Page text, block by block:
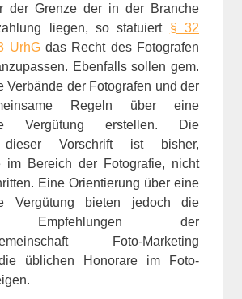
der Grenze der in der Branche
liegen, so statuiert § 32
UrhGdas Recht des Fotografen
Ebenfalls sollen gem.
Verbände der Fotografen und der
Regeln über eine
Vergütung erstellen. Die
dieser Vorschrift ist bisher,
im Bereich der Fotografie, nicht
Eine Orientierung über eine
Vergütung bieten jedoch die
Empfehlungen der
Foto-Marketing
üblichen Honorare im Foto-